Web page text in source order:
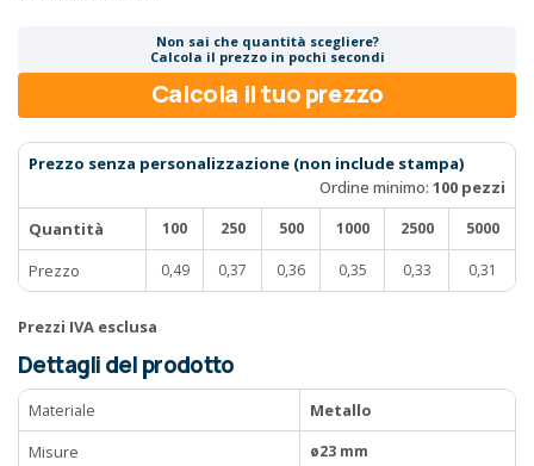
Non sai che quantità scegliere?
Calcola il prezzo in pochi secondi
Calcola il tuo prezzo
Prezzo senza personalizzazione (non include stampa)
Ordine minimo: 100 pezzi
Quantità
100 250 500 1000 2500 5000
Prezzo 0,49 0,37 0,36 0,35 0,33 0,31
Prezzi IVA esclusa
Dettagli del prodotto
Materiale
Metallo
Misure
ø23 mm